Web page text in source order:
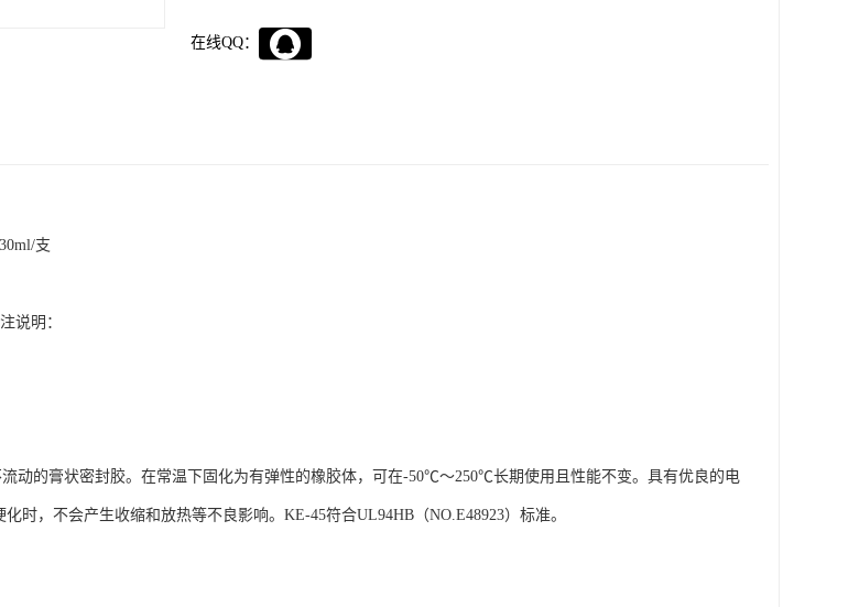
在线QQ：
支
说明：
动的膏状密封胶。在常温下固化为有弹性的橡胶体，可在-50℃～250℃长期使用且性能不变。具有优良的电
时，不会产生收缩和放热等不良影响。KE-45符合UL94HB（NO.E48923）标准。